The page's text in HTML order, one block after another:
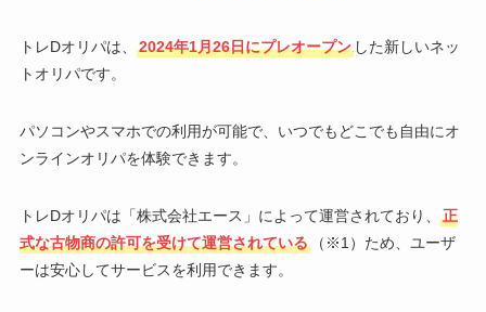
トレDオリパは、 2024年1月26日にプレオープンした新しいネッ
トオリパです。
パソコンやスマホでの利用が可能で、いつでもどこでも自由にオ
ンラインオリパを体験できます。
トレDオリパは「株式会社エース」によって運営されており、
正
式な古物商の許可を受けて運営されている（※1）ため、ユーザ
ーは安心してサービスを利用できます。